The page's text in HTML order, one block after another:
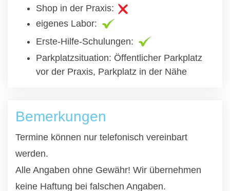
Shop in der Praxis:
eigenes Labor:
Erste-Hilfe-Schulungen:
Parkplatzsituation: Öffentlicher Parkplatz
vor der Praxis, Parkplatz in der Nähe
Bemerkungen
Termine können nur telefonisch vereinbart
werden.
Alle Angaben ohne Gewähr! Wir übernehmen
keine Haftung bei falschen Angaben.